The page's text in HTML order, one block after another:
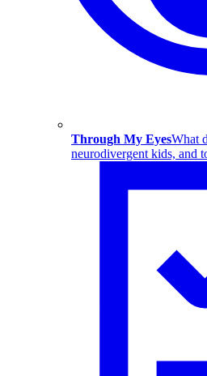
Through My EyesWhat
neurodivergent kids, and